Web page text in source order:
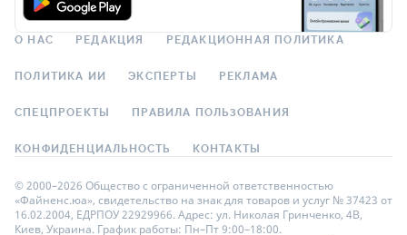
О НАС РЕДАКЦИЯ РЕДАКЦИОННАЯ ПОЛИТИКА
ПОЛИТИКА ИИ ЭКСПЕРТЫ РЕКЛАМА
СПЕЦПРОЕКТЫ ПРАВИЛА ПОЛЬЗОВАНИЯ
КОНФИДЕНЦИАЛЬНОСТЬ КОНТАКТЫ
© 2000–2026 Общество с ограниченной ответственностью
«Файненс.юа», свидетельство на знак для товаров и услуг № 37423 от
16.02.2004, ЕДРПОУ 22929966. Адрес: ул. Николая Гринченко, 4В,
Киев, Украина. График работы: Пн–Пт 9:00–18:00.